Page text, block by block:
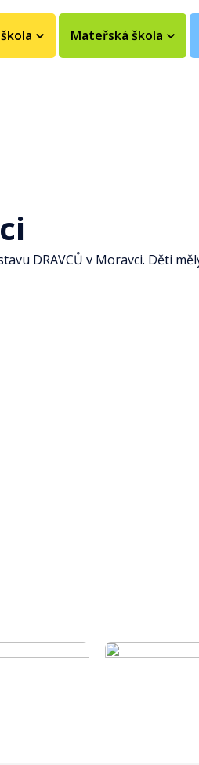
Mateřská škola
DRAVCŮ v Moravci. Děti